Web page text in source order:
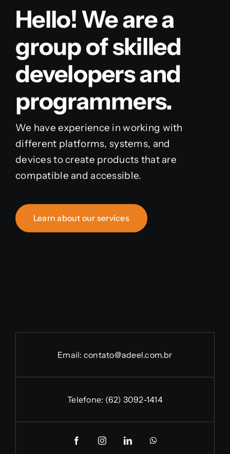
Hello! We are a
group of skilled
developers and
programmers.
We have experience in working with
different platforms, systems, and
devices to create products that are
compatible and accessible.
Learn about our services
Email: contato@adeel.com.br
Telefone: (62) 3092-1414